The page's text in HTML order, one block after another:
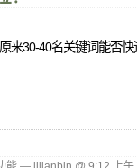
30-40名关键词能否